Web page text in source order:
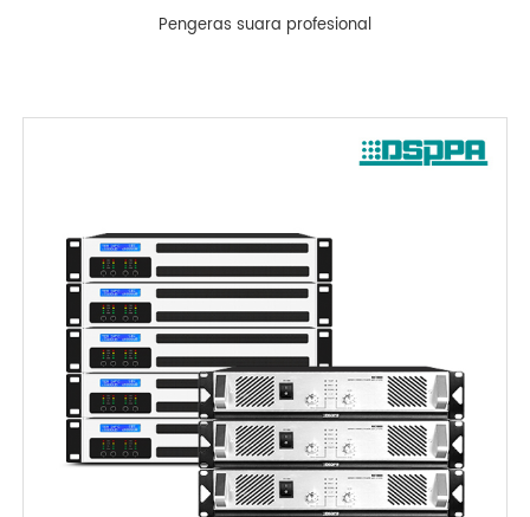
Pengeras suara profesional